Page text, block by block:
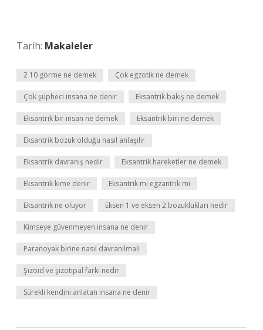
Tarih: Makaleler
2 10 görme ne demek Çok egzotik ne demek
Çok şüpheci insana ne denir Eksantrik bakış ne demek
Eksantrik bir insan ne demek Eksantrik biri ne demek
Eksantrik bozuk olduğu nasıl anlaşılır
Eksantrik davranış nedir Eksantrik hareketler ne demek
Eksantrik kime denir Eksantrik mi egzantrik mi
Eksantrik ne oluyor Eksen 1 ve eksen 2 bozuklukları nedir
Kimseye güvenmeyen insana ne denir
Paranoyak birine nasıl davranilmali
Şizoid ve şizotipal farkı nedir
Sürekli kendini anlatan insana ne denir